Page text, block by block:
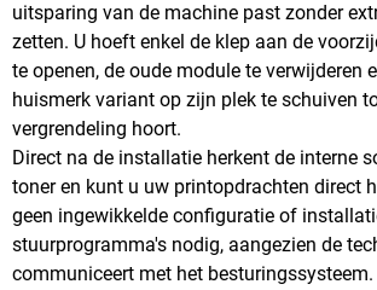
uitsparing van de machine past zonder
zetten. U hoeft enkel de klep aan de
te openen, de oude module te verwijderen
huismerk variant op zijn plek te schuiven
vergrendeling hoort.
Direct na de installatie herkent de interne
toner en kunt u uw printopdrachten direct
geen ingewikkelde configuratie of
stuurprogramma's nodig, aangezien de
communiceert met het